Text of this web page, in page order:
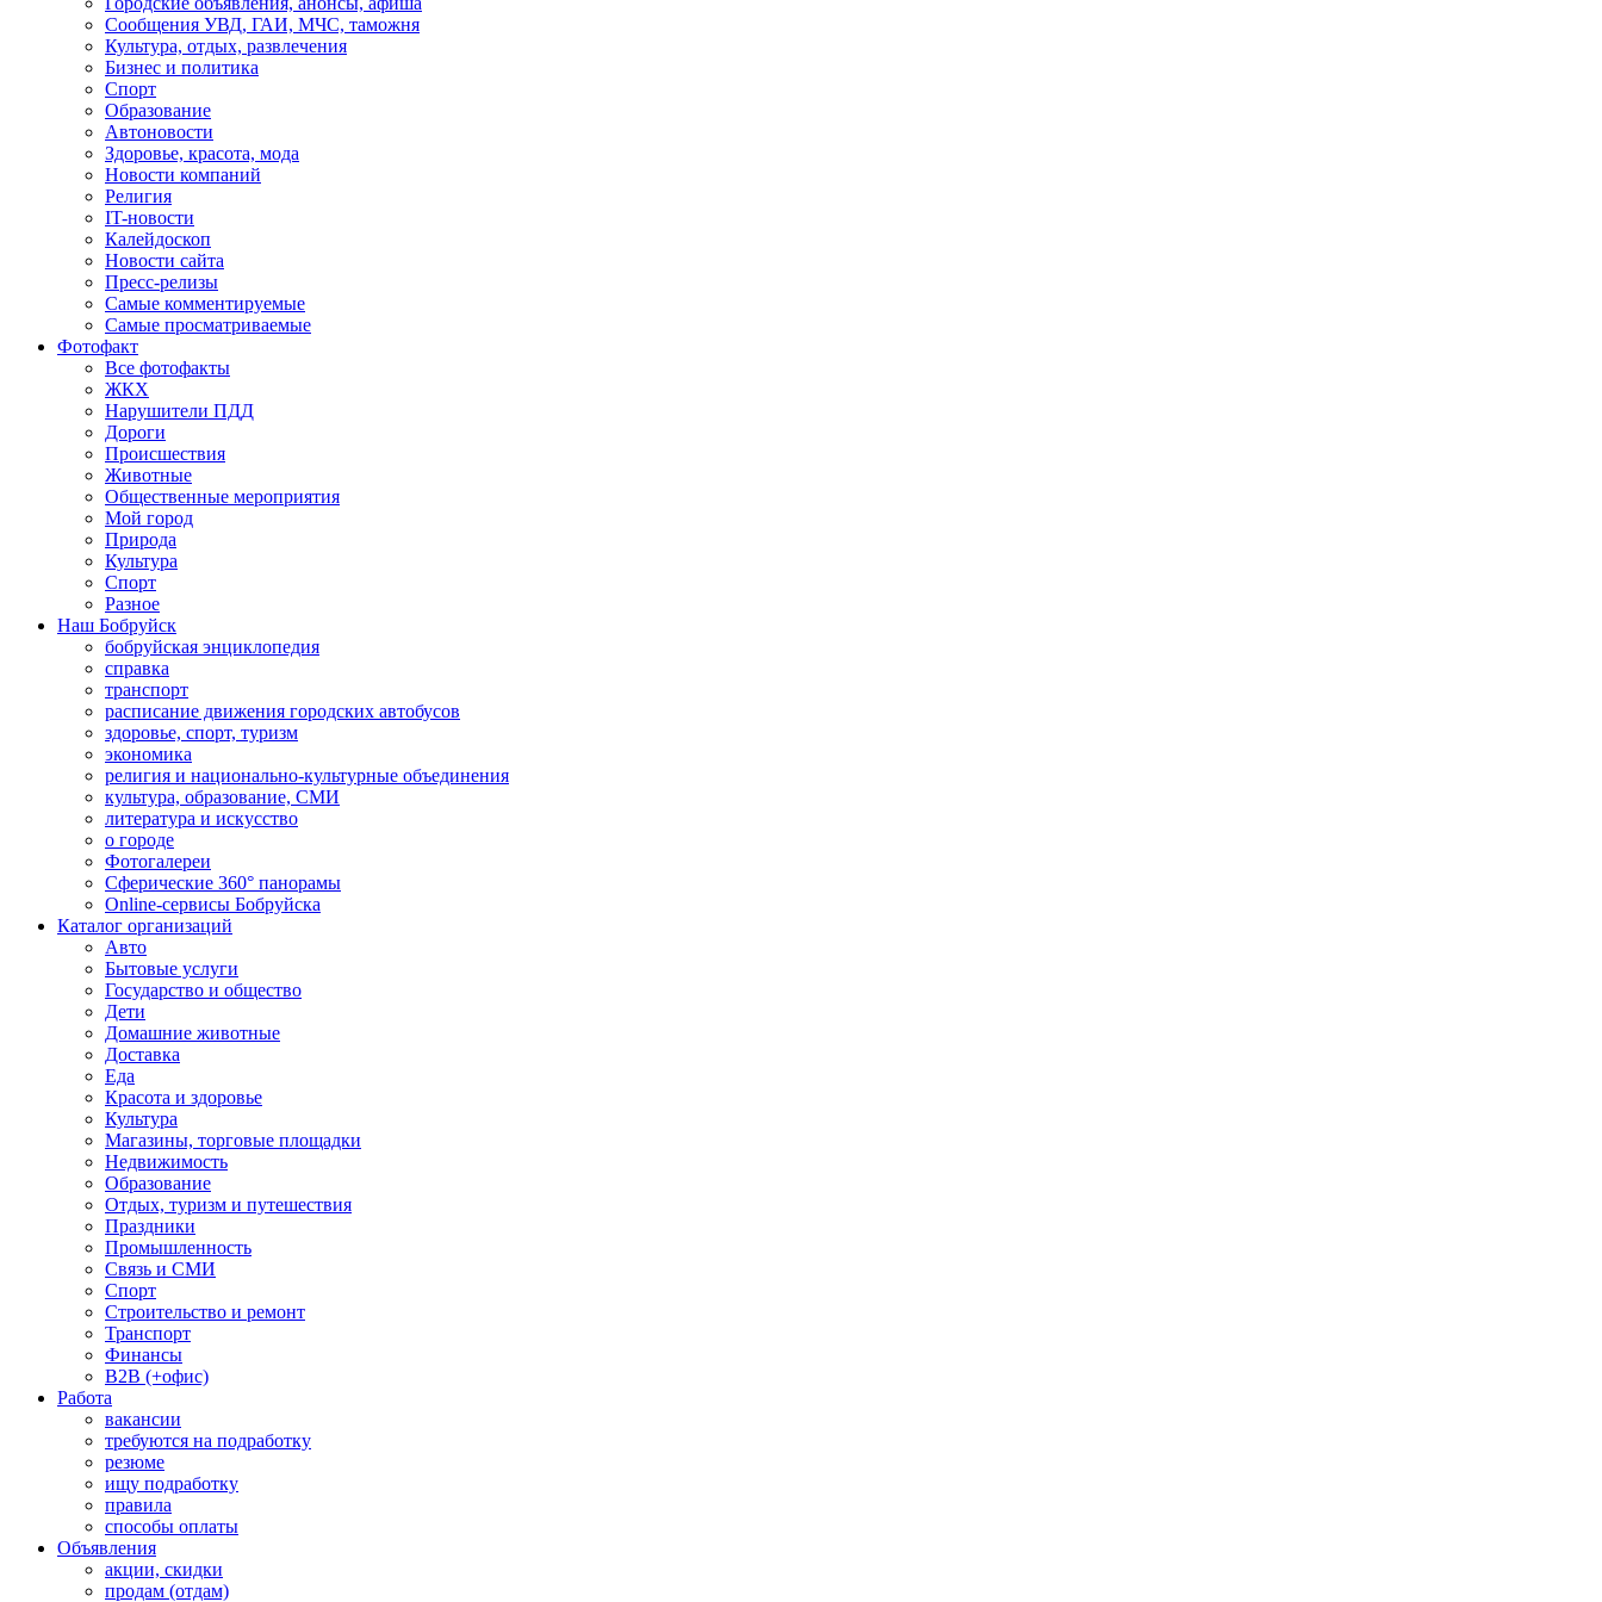
Сообщения УВД, ГАИ, МЧС, таможня
Культура, отдых, развлечения
Бизнес и политика
Спорт
Образование
Автоновости
Здоровье, красота, мода
Новости компаний
Религия
IT-новости
Калейдоскоп
Новости сайта
Пресс-релизы
Самые комментируемые
Самые просматриваемые
Фотофакт
Все фотофакты
ЖКХ
Нарушители ПДД
Дороги
Происшествия
Животные
Общественные мероприятия
Мой город
Природа
Культура
Спорт
Разное
Наш Бобруйск
бобруйская энциклопедия
справка
транспорт
расписание движения городских автобусов
здоровье, спорт, туризм
экономика
религия и национально-культурные объединения
культура, образование, СМИ
литература и искусство
о городе
Фотогалереи
Сферические 360° панорамы
Online-сервисы Бобруйска
Каталог организаций
Авто
Бытовые услуги
Государство и общество
Дети
Домашние животные
Доставка
Еда
Красота и здоровье
Культура
Магазины, торговые площадки
Недвижимость
Образование
Отдых, туризм и путешествия
Праздники
Промышленность
Связь и СМИ
Спорт
Строительство и ремонт
Транспорт
Финансы
B2B (+офис)
Работа
вакансии
требуются на подработку
резюме
ищу подработку
правила
способы оплаты
Объявления
акции, скидки
продам (отдам)